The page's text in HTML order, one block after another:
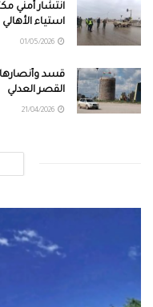
انتشار أمني
استياء الأهالي
قسد
القصر العدلي